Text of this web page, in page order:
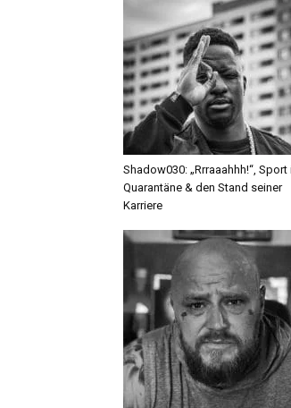
Shadow030: „Rrraaahhh!“, Sport
Quarantäne & den Stand seiner
Karriere